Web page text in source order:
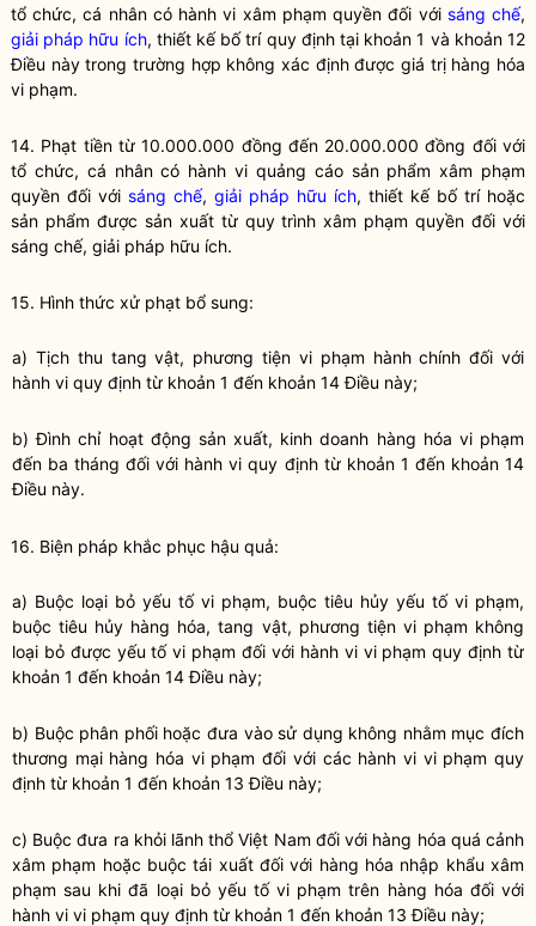
tổ chức, cá nhân có hành vi xâm phạm quyền đối với sáng chế,
giải pháp hữu ích, thiết kế bố trí quy định tại khoản 1 và khoản 12
Điều này trong trường hợp không xác định được giá trị hàng hóa
vi phạm.
14. Phạt tiền từ 10.000.000 đồng đến 20.000.000 đồng đối với
tổ chức, cá nhân có hành vi quảng cáo sản phẩm xâm phạm
quyền đối với sáng chế, giải pháp hữu ích, thiết kế bố trí hoặc
sản phẩm được sản xuất từ quy trình xâm phạm quyền đối với
sáng chế, giải pháp hữu ích.
15. Hình thức xử phạt bổ sung:
a) Tịch thu tang vật, phương tiện vi phạm hành chính đối với
hành vi quy định từ khoản 1 đến khoản 14 Điều này;
b) Đình chỉ hoạt động sản xuất, kinh doanh hàng hóa vi phạm
đến ba tháng đối với hành vi quy định từ khoản 1 đến khoản 14
Điều này.
16. Biện pháp khắc phục hậu quả:
a) Buộc loại bỏ yếu tố vi phạm, buộc tiêu hủy yếu tố vi phạm,
buộc tiêu hủy hàng hóa, tang vật, phương tiện vi phạm không
loại bỏ được yếu tố vi phạm đối với hành vi vi phạm quy định từ
khoản 1 đến khoản 14 Điều này;
b) Buộc phân phối hoặc đưa vào sử dụng không nhằm mục đích
thương mại hàng hóa vi phạm đối với các hành vi vi phạm quy
định từ khoản 1 đến khoản 13 Điều này;
c) Buộc đưa ra khỏi lãnh thổ Việt Nam đối với hàng hóa quá cảnh
xâm phạm hoặc buộc tái xuất đối với hàng hóa nhập khẩu xâm
phạm sau khi đã loại bỏ yếu tố vi phạm trên hàng hóa đối với
hành vi vi phạm quy định từ khoản 1 đến khoản 13 Điều này;